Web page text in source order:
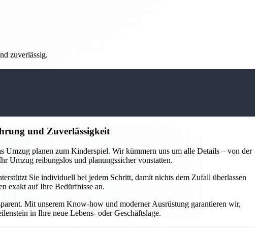
zuverlässig.
und Zuverlässigkeit
Umzug planen zum Kinderspiel. Wir kümmern uns um alle Details – von der
Umzug reibungslos und planungssicher vonstatten.
Sie individuell bei jedem Schritt, damit nichts dem Zufall überlassen
exakt auf Ihre Bedürfnisse an.
Mit unserem Know-how und moderner Ausrüstung garantieren wir,
in Ihre neue Lebens- oder Geschäftslage.